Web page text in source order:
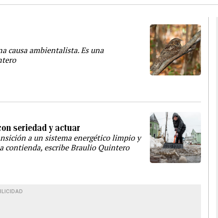
causa ambientalista. Es una
seriedad y actuar
a un sistema energético limpio y
contienda, escribe Braulio Quintero